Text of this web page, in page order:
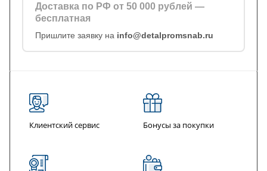
Доставка по РФ от 50 000 рублей —
бесплатная
Пришлите заявку на info@detalpromsnab.ru
Клиентский сервис Бонусы за покупки